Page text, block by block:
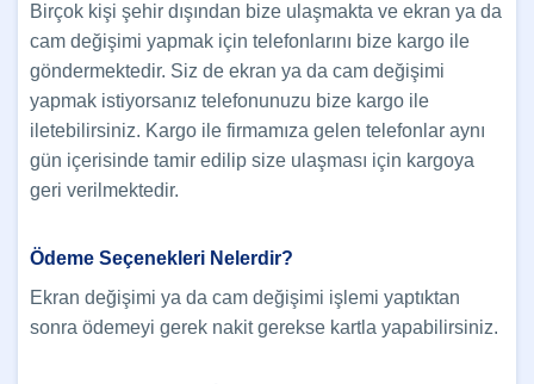
Birçok kişi şehir dışından bize ulaşmakta ve ekran ya da
cam değişimi yapmak için telefonlarını bize kargo ile
göndermektedir. Siz de ekran ya da cam değişimi
yapmak istiyorsanız telefonunuzu bize kargo ile
iletebilirsiniz. Kargo ile firmamıza gelen telefonlar aynı
gün içerisinde tamir edilip size ulaşması için kargoya
geri verilmektedir.
Ödeme Seçenekleri Nelerdir?
Ekran değişimi ya da cam değişimi işlemi yaptıktan
sonra ödemeyi gerek nakit gerekse kartla yapabilirsiniz.